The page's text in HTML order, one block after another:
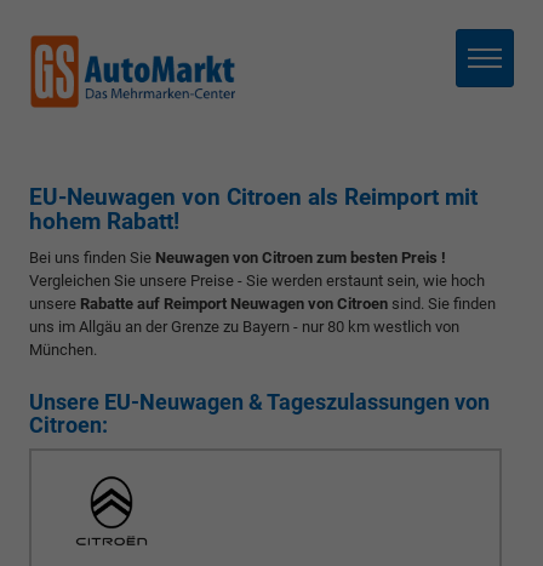
Menü
EU-Neuwagen von Citroen als Reimport mit
hohem Rabatt!
Bei uns finden Sie Neuwagen von Citroen zum besten Preis !
Vergleichen Sie unsere Preise - Sie werden erstaunt sein, wie hoch
unsere Rabatte auf Reimport Neuwagen von Citroen sind. Sie finden
uns im Allgäu an der Grenze zu Bayern - nur 80 km westlich von
München.
Unsere EU-Neuwagen & Tageszulassungen von
Citroen: